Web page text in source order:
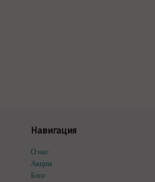
Навигация
О нас
Акции
Блог